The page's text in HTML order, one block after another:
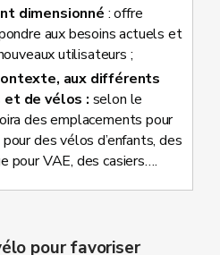
dimensionné : offre
aux besoins actuels et
utilisateurs ;
aux différents
et de vélos : selon le
des emplacements pour
des vélos d’enfants, des
pour VAE, des casiers….
pour favoriser